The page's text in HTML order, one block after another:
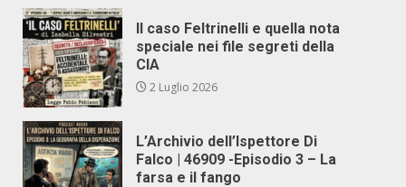
Il caso Feltrinelli e quella nota
speciale nei file segreti della
CIA
2 Luglio 2026
L’Archivio dell’Ispettore Di
Falco | 46909 -Episodio 3 – La
farsa e il fango